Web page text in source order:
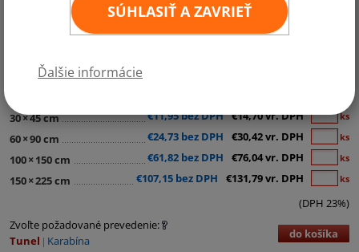
SÚHLASIŤ A ZAVRIEŤ
Ďalšie informácie
Kategórie:Afrika
30×45 cm €11,95 bez DPH €14,70 vr. DPH ks
60×90 cm €24,73 bez DPH €30,42 vr. DPH ks
100× 150 cm €61,82 bez DPH €76,04 vr. DPH ks
150×225 cm €107,15 bez DPH €131,79 vr. DPH ks
(DPH 23%)
Zvoľte požadované prevedenie:
Tunel
Karabína do košíka